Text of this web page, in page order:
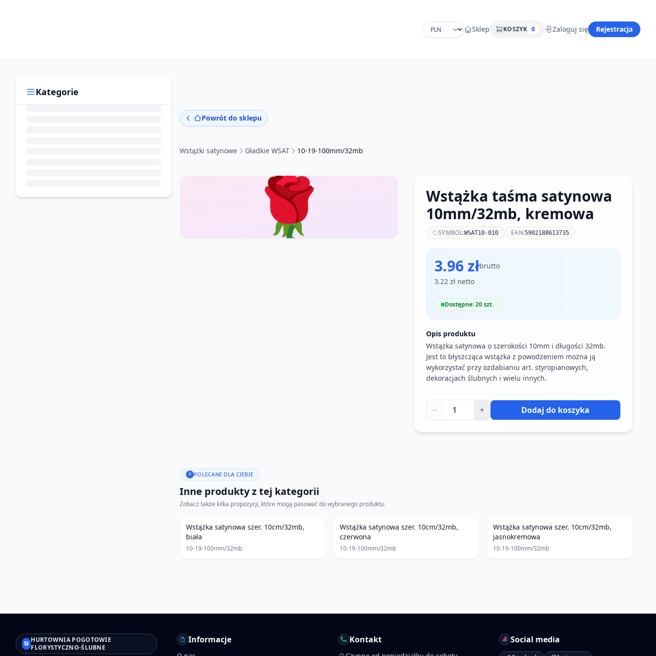
Sklep KOSZYK 0 Zaloguj się Rejestracja
Kategorie
Powrót do sklepu
Wstążki satynowe Gładkie WSAT 10-19-100mm/32mb
🌹
Wstążka taśma satynowa
10mm/32mb, kremowa
SYMBOL:WSAT10-010 EAN:5902188613735
3.96 złbrutto
3.22 zł netto
Dostępne: 20 szt.
Opis produktu
Wstążka satynowa o szerokości 10mm i długości 32mb.
Jest to błyszcząca wstążka z powodzeniem można ją
wykorzystać przy ozdabianiu art. styropianowych,
dekoracjach ślubnych i wielu innych.
− + Dodaj do koszyka
POLECANE DLA CIEBIE
Inne produkty z tej kategorii
Zobacz także kilka propozycji, które mogą pasować do wybranego produktu.
Wstążka satynowa szer. 10cm/32mb,
biała
10-19-100mm/32mb
Wstążka satynowa szer. 10cm/32mb,
czerwona
10-19-100mm/32mb
Wstążka satynowa szer. 10cm/32mb,
jasnokremowa
10-19-100mm/32mb
HURTOWNIA POGOTOWIE
FLORYSTYCZNO-ŚLUBNE
Informacje Kontakt Social media